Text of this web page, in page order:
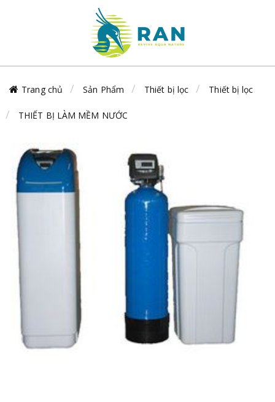
Trang chủ Sản Phẩm Thiết bị lọc Thiết bị lọc
THIẾT BỊ LÀM MỀM NƯỚC